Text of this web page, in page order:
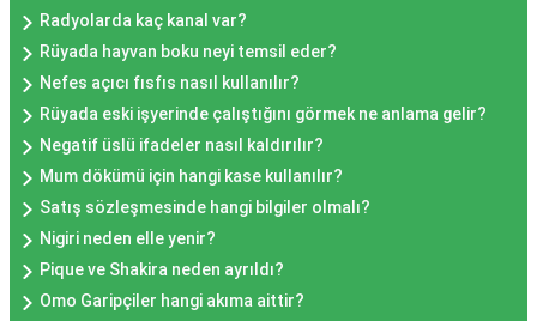
Radyolarda kaç kanal var?
Rüyada hayvan boku neyi temsil eder?
Nefes açıcı fısfıs nasıl kullanılır?
Rüyada eski işyerinde çalıştığını görmek ne anlama gelir?
Negatif üslü ifadeler nasıl kaldırılır?
Mum dökümü için hangi kase kullanılır?
Satış sözleşmesinde hangi bilgiler olmalı?
Nigiri neden elle yenir?
Pique ve Shakira neden ayrıldı?
Omo Garipçiler hangi akıma aittir?